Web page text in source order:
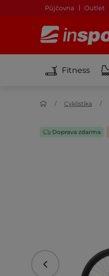
Půjčovna Outlet
Fitness
Cyklistika
Doprava zdarma
Předchozí